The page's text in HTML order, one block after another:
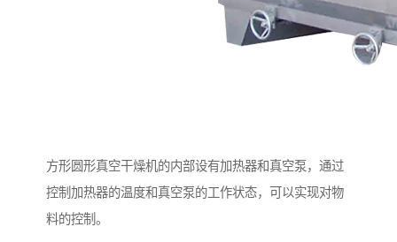
方形圆形真空干燥机的内部设有加热器和真空泵，通过
控制加热器的温度和真空泵的工作状态，可以实现对物
料的控制。